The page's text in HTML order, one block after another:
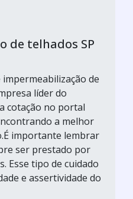
de telhados SP
de
líder do
cotação no portal
a melhor
importante lembrar
ser prestado por
Esse tipo de cuidado
e assertividade do